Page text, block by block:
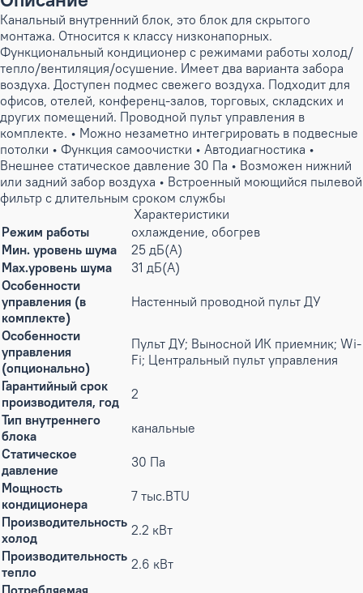
Канальный внутренний блок, это блок для скрытого
монтажа. Относится к классу низконапорных.
Функциональный кондиционер с режимами работы холод/
тепло/вентиляция/осушение. Имеет два варианта забора
воздуха. Доступен подмес свежего воздуха. Подходит для
офисов, отелей, конференц-залов, торговых, складских и
других помещений. Проводной пульт управления в
комплекте. • Можно незаметно интегрировать в подвесные
потолки • Функция самоочистки • Автодиагностика •
Внешнее статическое давление 30 Па • Возможен нижний
или задний забор воздуха • Встроенный моющийся пылевой
фильтр с длительным сроком службы
Характеристики
Режим работы
охлаждение, обогрев
Мин. уровень шума
25 дБ(А)
Max.уровень шума
31 дБ(А)
Особенности
управления (в
комплекте)
Настенный проводной пульт ДУ
Особенности
управления
(опционально)
Пульт ДУ; Выносной ИК приемник; Wi-
Fi; Центральный пульт управления
Гарантийный срок
производителя, год
2
Тип внутреннего
блока
канальные
Статическое
давление
30 Па
Мощность
кондиционера
7 тыс.BTU
Производительность
холод
2.2 кВт
Производительность
тепло
2.6 кВт
Потребляемая